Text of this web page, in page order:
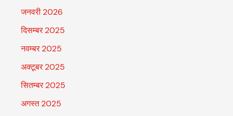
जनवरी 2026
दिसम्बर 2025
नवम्बर 2025
अक्टूबर 2025
सितम्बर 2025
अगस्त 2025